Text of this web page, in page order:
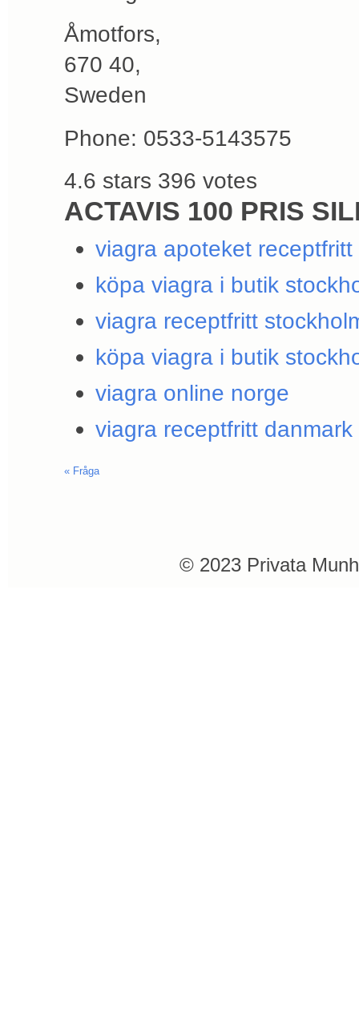
Åmotfors,
670 40,
Sweden
Phone: 0533-5143575
4.6 stars 396 votes
ACTAVIS 100 PRIS
viagra apoteket receptfritt
köpa viagra i butik
viagra receptfritt
köpa viagra i butik
viagra online norge
viagra receptfritt danmark
« Fråga
© 2023 Privata